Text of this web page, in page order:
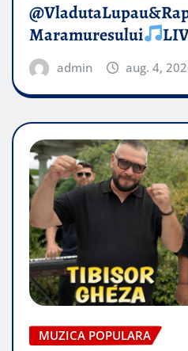
Maramuresului
admin aug. 4,
MUZICA POPULARA